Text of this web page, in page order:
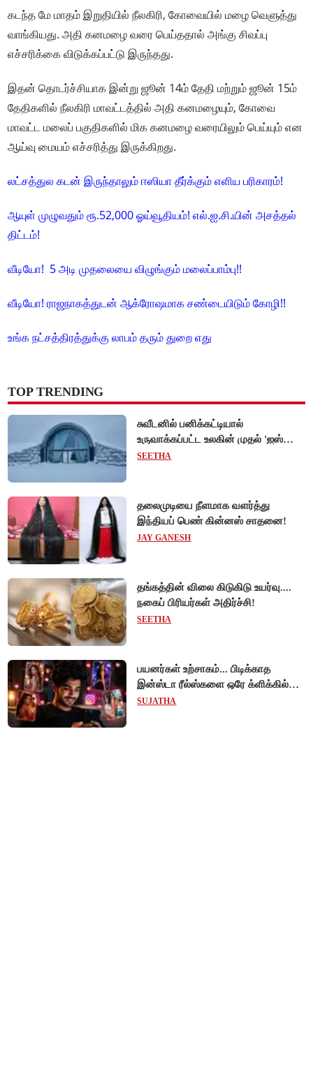
கடந்த மே மாதம் இறுதியில் நீலகிரி, கோவையில் மழை வெளுத்து
வாங்கியது. அதி கனமழை வரை பெய்ததால் அங்கு சிவப்பு
எச்சரிக்கை விடுக்கப்பட்டு இருந்தது.
இதன் தொடர்ச்சியாக இன்று ஜூன் 14ம் தேதி மற்றும் ஜூன் 15ம்
தேதிகளில் நீலகிரி மாவட்டத்தில் அதி கனமழையும், கோவை
மாவட்ட மலைப் பகுதிகளில் மிக கனமழை வரையிலும் பெய்யும் என
ஆய்வு மையம் எச்சரித்து இருக்கிறது.
லட்சத்துல கடன் இருந்தாலும் ஈஸியா தீர்க்கும் எளிய பரிகாரம்!
ஆயுள் முழுவதும் ரூ.52,000 ஓய்வூதியம்! எல்.ஐ.சி.யின் அசத்தல்
திட்டம்!
வீடியோ! 5 அடி முதலையை விழுங்கும் மலைப்பாம்பு!!
வீடியோ! ராஜநாகத்துடன் ஆக்ரோஷமாக சண்டையிடும் கோழி!!
உங்க நட்சத்திரத்துக்கு லாபம் தரும் துறை எது
TOP TRENDING
சுவீடனில் பனிக்கட்டியால்
உருவாக்கப்பட்ட உலகின் முதல் 'ஐஸ்
ஓட்டல்'!
SEETHA
தலைமுடியை நீளமாக வளர்த்து
இந்தியப் பெண் கின்னஸ் சாதனை!
JAY GANESH
தங்கத்தின் விலை கிடுகிடு உயர்வு....
நகைப் பிரியர்கள் அதிர்ச்சி!
SEETHA
பயனர்கள் உற்சாகம்... பிடிக்காத
இன்ஸ்டா ரீல்ஸ்களை ஒரே க்ளிக்கில்
மாற்றியமைக்கலாம்!
SUJATHA